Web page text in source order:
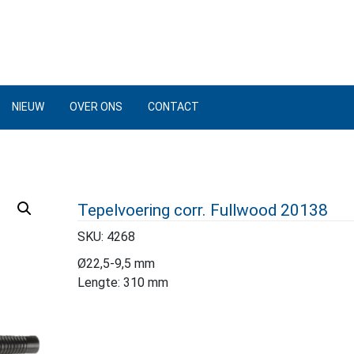
NIEUW OVER ONS CONTACT
Tepelvoering corr. Fullwood 20138
SKU: 4268
Ø22,5-9,5 mm
Lengte: 310 mm